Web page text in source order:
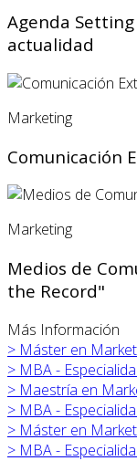
Agenda
actualidad
Marketing
Comunicación
Marketing
Medios de
the Record"
Más Información
> Máster en
> MBA -
> Maestría en
> MBA -
> Máster en
> MBA -